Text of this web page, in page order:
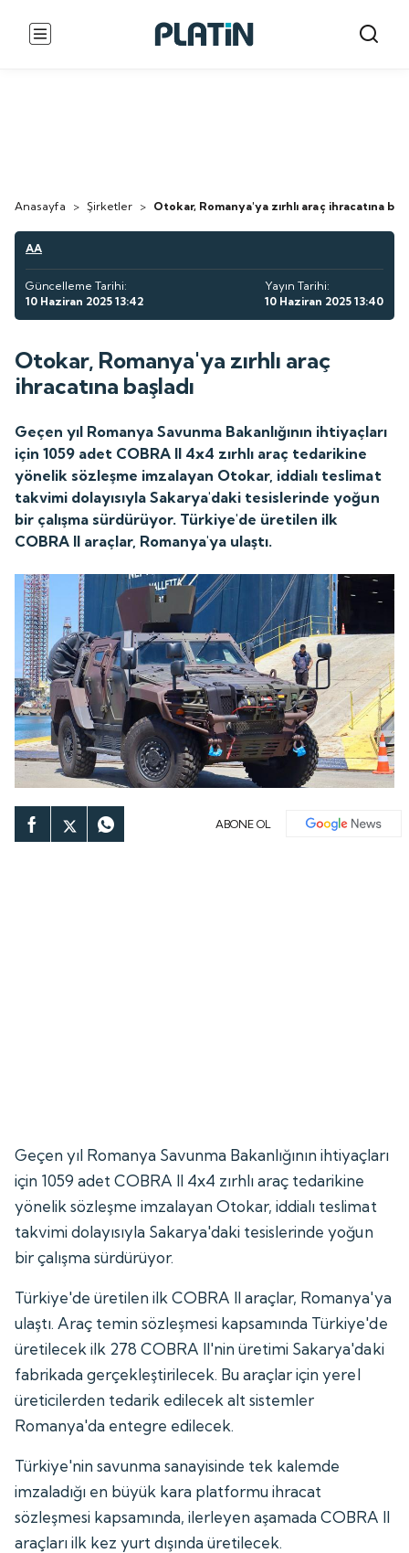
Anasayfa > Şirketler > Otokar, Romanya'ya zırhlı araç ihracatına
AA
Güncelleme Tarihi:
10 Haziran 2025 13:42
Yayın Tarihi:
10 Haziran 2025 13:40
Otokar, Romanya'ya zırhlı araç
ihracatına başladı
Geçen yıl Romanya Savunma Bakanlığının ihtiyaçları
için 1059 adet COBRA II 4x4 zırhlı araç tedarikine
yönelik sözleşme imzalayan Otokar, iddialı teslimat
takvimi dolayısıyla Sakarya'daki tesislerinde yoğun
bir çalışma sürdürüyor. Türkiye'de üretilen ilk
COBRA II araçlar, Romanya'ya ulaştı.
ABONE OL
Geçen yıl Romanya Savunma Bakanlığının ihtiyaçları
için 1059 adet COBRA II 4x4 zırhlı araç tedarikine
yönelik sözleşme imzalayan Otokar, iddialı teslimat
takvimi dolayısıyla Sakarya'daki tesislerinde yoğun
bir çalışma sürdürüyor.
Türkiye'de üretilen ilk COBRA II araçlar, Romanya'ya
ulaştı. Araç temin sözleşmesi kapsamında Türkiye'de
üretilecek ilk 278 COBRA II'nin üretimi Sakarya'daki
fabrikada gerçekleştirilecek. Bu araçlar için yerel
üreticilerden tedarik edilecek alt sistemler
Romanya'da entegre edilecek.
Türkiye'nin savunma sanayisinde tek kalemde
imzaladığı en büyük kara platformu ihracat
sözleşmesi kapsamında, ilerleyen aşamada COBRA II
araçları ilk kez yurt dışında üretilecek.